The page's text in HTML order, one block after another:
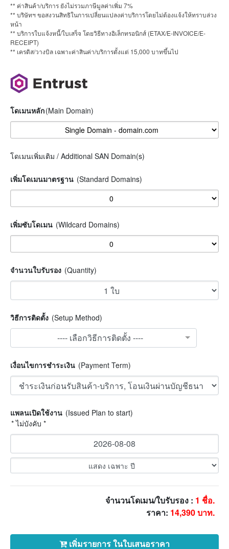
** ค่าสินค้า/บริการ ยังไม่รวมภาษีมูลค่าเพิ่ม 7%
** บริษัทฯ ขอสงวนสิทธิในการเปลี่ยนแปลงค่าบริการโดยไม่ต้องแจ้งให้ทราบล่วง
หน้า
** บริการใบแจ้งหนี้/ใบเสร็จ โดยวิธีทางอิเล็กทรอนิกส์ (ETAX/E-INVOICE/E-
RECEIPT)
** เครดิส/วางบิล เฉพาะค่าสินค่า/บริการตั้งแต่ 15,000 บาทขึ้นไป
โดเมนหลัก(Main Domain)
โดเมนเพิ่มเติม / Additional SAN Domain(s)
เพิ่มโดเมนมาตรฐาน (Standard Domains)
เพิ่มซับโดเมน (Wildcard Domains)
จำนวนใบรับรอง (Quantity)
วิธีการติดตั้ง (Setup Method)
---- เลือกวิธีการติดตั้ง ----
เงื่อนไขการชำระเงิน (Payment Term)
แพลนเปิดใช้งาน (Issued Plan to start)
* ไม่บังคับ *
จำนวนโดเมน/ใบรับรอง : 1 ชื่อ.
ราคา: 14,390บาท.
เพิ่มรายการ ในใบเสนอราคา